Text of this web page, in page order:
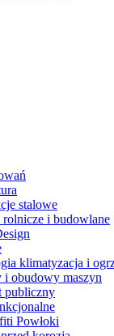
stalowe
i budowlane
klimatyzacja i
i obudowy maszyn
publiczny
Powłoki